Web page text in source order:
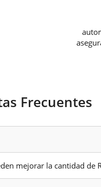
Frecuentes
mejorar la cantidad de